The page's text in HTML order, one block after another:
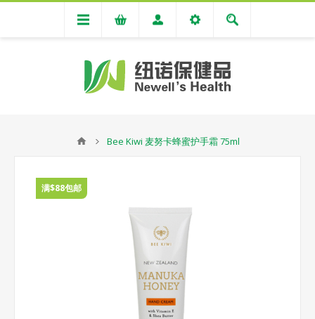
Bee Kiwi 麦努卡蜂蜜护手霜 75ml
满$88包邮